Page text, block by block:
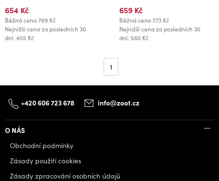
654 Kč
Běžná cena769 Kč
Nejnižší cena za posledních 30
dní: 455 Kč
659 Kč
Běžná cena773 Kč
Nejnižší cena za posledních 30
dní: 560 Kč
1
+420 606 723 678 info@zoot.cz
O NÁS
Obchodní podmínky
Zásady použití cookies
Zásady zpracování osobních údajů